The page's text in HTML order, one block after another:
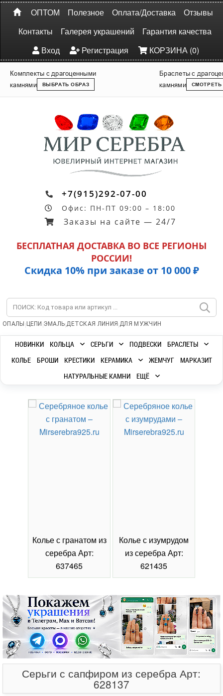
ОПТОМ Полезное Оплата/Доставка
Отзывы
Контакты
Галерея украшений
Гарантия качества
Вход
Регистрация КОРЗИНА (0)
Комплекты с драгоценными
камнями
ВЫБРАТЬ ОБРАЗ
Браслеты с
камнями
СМОТРЕТЬ
+7(915)292-07-00
Офис: ПН-ПТ 09:00 – 18:00
Заказы на сайте — 24/7
БЕСПЛАТНАЯ ДОСТАВКА ВО ВСЕ РЕГИОНЫ
РОССИИ!
Скидка 10% при заказе от 10 000 ₽
ОПАЛЫ | ЦЕПИ |ЭМАЛЬ|ДЕТСКАЯ ЛИНИЯ |ДЛЯ МУЖЧИН
НОВИНКИ КОЛЬЦА СЕРЬГИ ПОДВЕСКИ
БРАСЛЕТЫ
КОЛЬЕ
БРОШИ КРЕСТИКИ КЕРАМИКА ЖЕМЧУГ
МАРКАЗИТ
НАТУРАЛЬНЫЕ КАМНИ
ЕЩЁ
Колье с гранатом из
серебра Арт:
637465
Колье с изумрудом
из серебра Арт:
621435
Серьги с сапфиром из серебра Арт:
628137